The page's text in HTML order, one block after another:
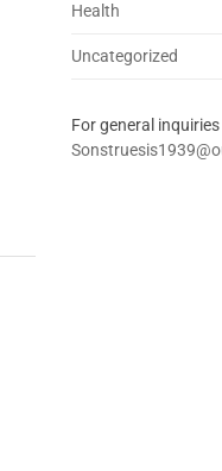
Health
Uncategorized
For general